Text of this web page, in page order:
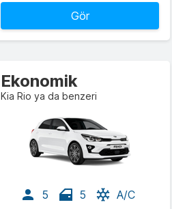
Gör
Ekonomik
Kia Rio ya da benzeri
5 5
A/C